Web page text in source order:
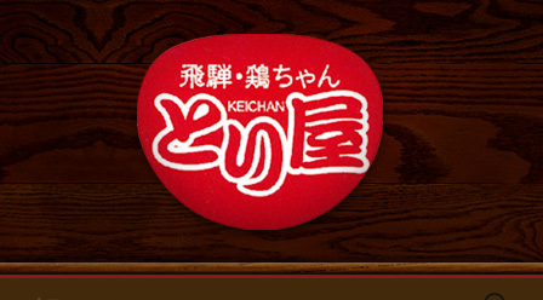
名古屋・浄心の鶏料理・居酒屋
【とり屋】 のブログ
鶏ちゃん専門店とり屋の最新情報
検